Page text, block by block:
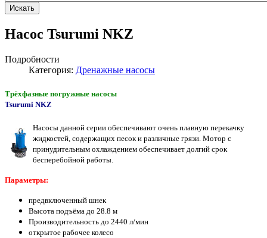
Искать
Насос Tsurumi NKZ
Подробности
Категория: Дренажные насосы
Трёхфазные погружные насосы
Tsurumi NKZ
Насосы данной серии обеспечивают очень плавную перекачку
жидкостей, содержащих песок и различные грязи. Мотор с
принудительным охлаждением обеспечивает долгий срок
бесперебойной работы.
Параметры:
предвключенный шнек
Высота подъёма до 28.8 м
Производительность до 2440 л/мин
открытое рабочее колесо